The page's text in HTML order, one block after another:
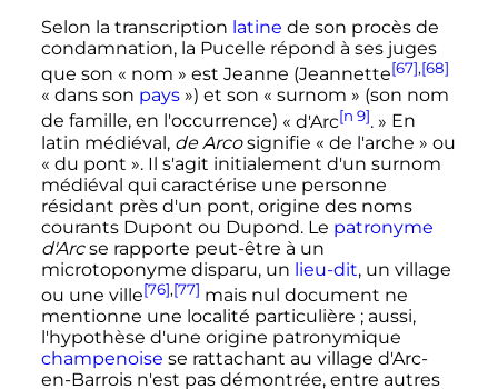
Selon la transcription latine de son procès de
condamnation, la Pucelle répond à ses juges
que son « nom » est Jeanne (Jeannette[67],[68]
« dans son pays ») et son « surnom » (son nom
de famille, en l'occurrence) « d'Arc[n 9]. » En
latin médiéval, de Arcosignifie « de l'arche » ou
« du pont ». Il s'agit initialement d'un surnom
médiéval qui caractérise une personne
résidant près d'un pont, origine des noms
courants Dupont ou Dupond. Le patronyme
d'Arcse rapporte peut-être à un
microtoponyme disparu, un lieu-dit, un village
ou une ville[76],[77] mais nul document ne
mentionne une localité particulière ; aussi,
l'hypothèse d'une origine patronymique
champenoise se rattachant au village d'Arc-
en-Barrois n'est pas démontrée, entre autres